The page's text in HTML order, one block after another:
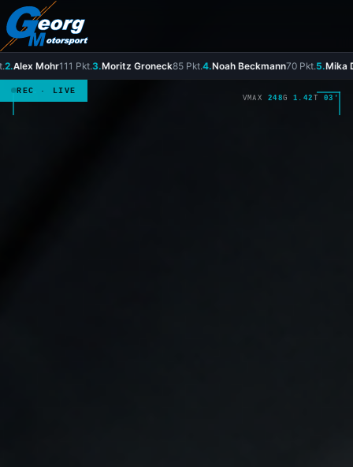
Pkt.3.Moritz Groneck85 Pkt. 4.Noah Beckmann70 Pkt.5.Mika Delkus70 Pkt.6.
VMAX 248G1.42T 03′
REC · LIVE